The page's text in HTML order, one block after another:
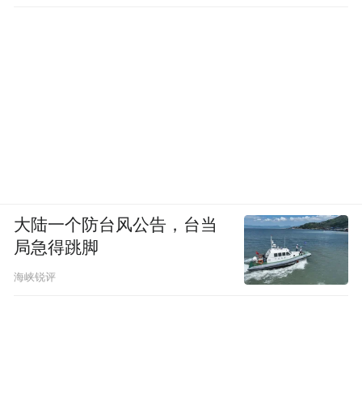
大陆一个防台风公告，台当
局急得跳脚
海峡锐评